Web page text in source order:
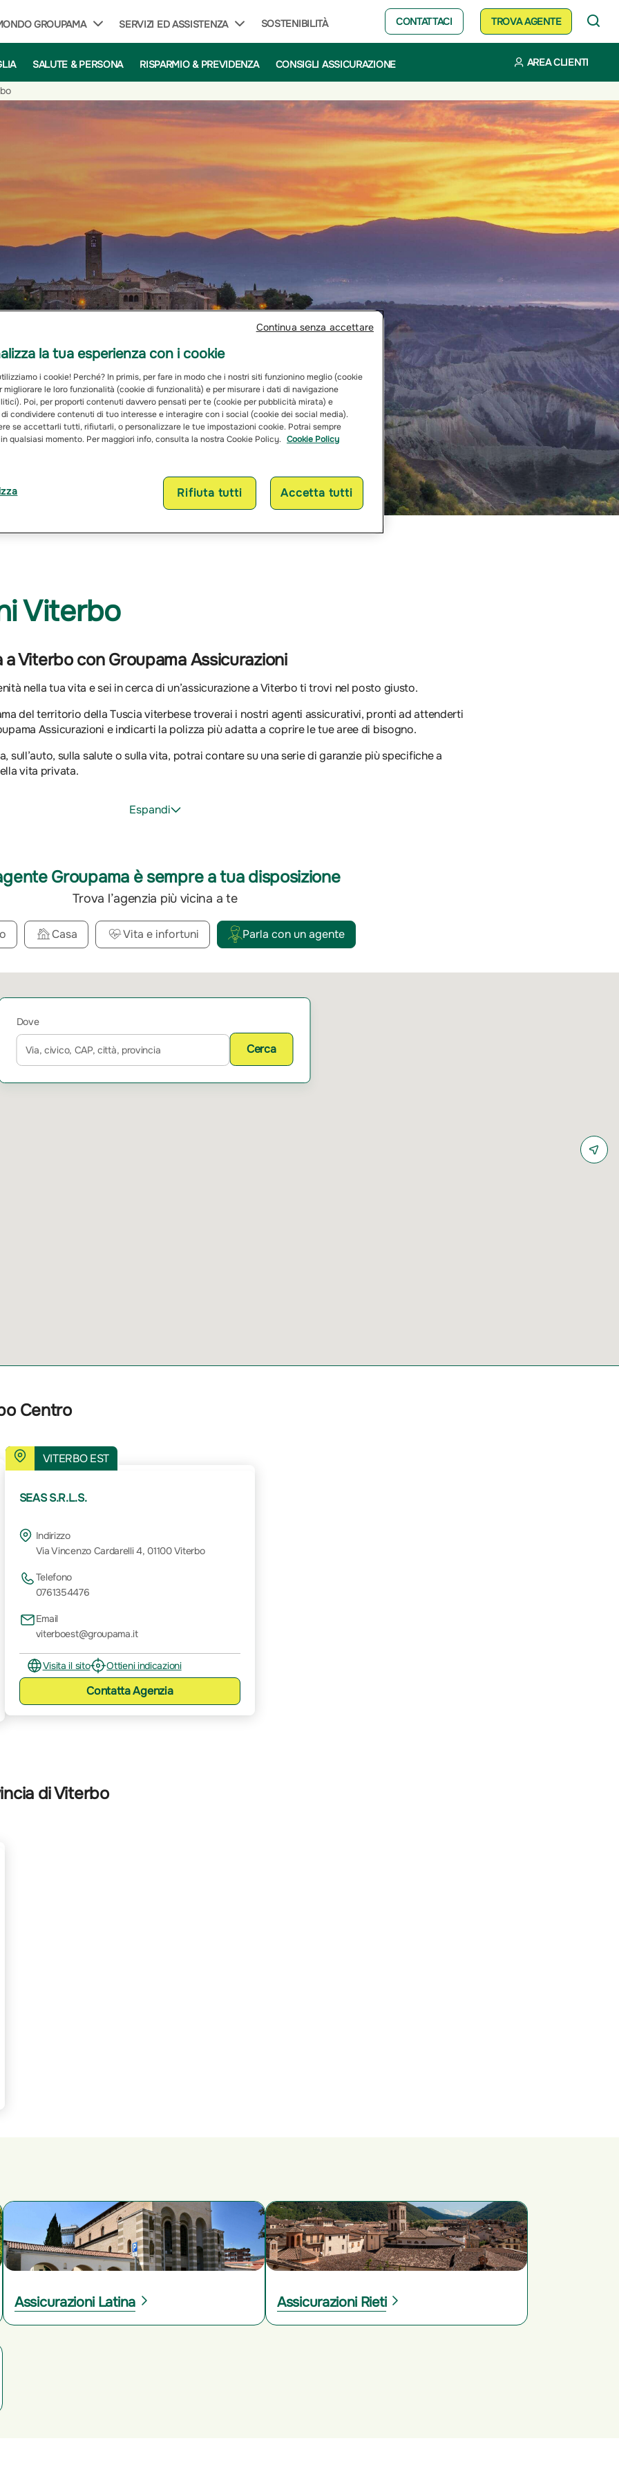
GROUPAMA SERVIZI ED ASSISTENZA SOSTENIBILITÀ CONTATTACI TROVA AGENTE
SALUTE & PERSONA RISPARMIO & PREVIDENZA CONSIGLI ASSICURAZIONE AREA CLIENTI
Assicurazioni Viterbo
Viterbo
Viterbo con Groupama Assicurazioni
nella tua vita e sei in cerca di un’assicurazione a Viterbo ti trovi nel posto giusto.
del territorio della Tuscia viterbese troverai i nostri agenti assicurativi, pronti ad attenderti
Assicurazioni e indicarti la polizza più adatta a coprire le tue aree di bisogno.
sull’auto, sulla salute o sulla vita, potrai contare su una serie di garanzie più specifiche a
vita privata.
Espandi
Groupama è sempre a tua disposizione
Trova l’agenzia più vicina a te
Casa Vita e infortuni Parla con un agente
Dove
Cerca
Centro
VITERBO EST
SEAS S.R.L.S.
Indirizzo
Via Vincenzo Cardarelli 4, 01100 Viterbo
Telefono
0761354476
Email
viterboest@groupama.it
Visita il sito Ottieni indicazioni
ContattaAgenzia
di Viterbo
Assicurazioni Latina Assicurazioni Rieti
la tua esperienza con i cookie
i cookie! Perché? In primis, per fare in modo che i nostri siti funzionino meglio (cookie
migliorare le loro funzionalità (cookie di funzionalità) e per misurare i dati di navigazione
Poi, per proporti contenuti davvero pensati per te (cookie per pubblicità mirata) e
condividere contenuti di tuo interesse e interagire con i social (cookie dei social media).
se accettarli tutti, rifiutarli, o personalizzare le tue impostazioni cookie. Potrai sempre
qualsiasi momento. Per maggiori info, consulta la nostra Cookie Policy. Cookie Policy
Rifiuta tutti Accetta tutti
Continua senza accettare